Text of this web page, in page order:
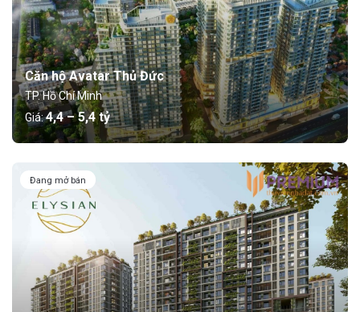
Căn hộ Avatar Thủ Đức
TP. Hồ Chí Minh
Giá:4,4 – 5,4 tỷ
Đang mở bán